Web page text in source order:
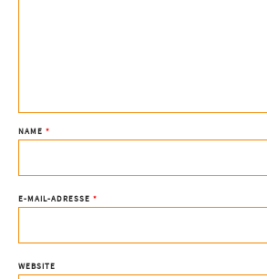
NAME *
E-MAIL-ADRESSE *
WEBSITE